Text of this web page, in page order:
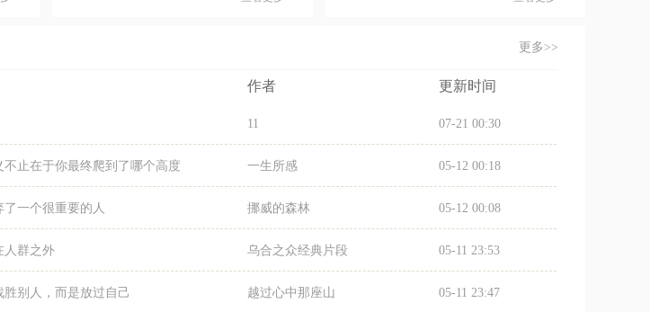
更多>>
作者 更新时间
11 07-21 00:30
止在于你最终爬到了哪个高度 一生所感 05-12 00:18
一个很重要的人 挪威的森林 05-12 00:08
人群之外 乌合之众经典片段 05-11 23:53
别人，而是放过自己 越过心中那座山 05-11 23:47